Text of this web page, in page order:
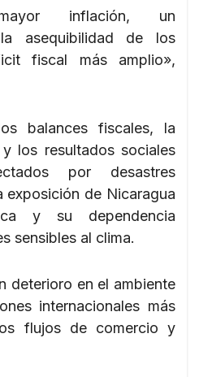
inflación, un
asequibilidad de los
fiscal más amplio»,
balances fiscales, la
los resultados sociales
por desastres
exposición de Nicaragua
y su dependencia
sensibles al clima.
deterioro en el ambiente
internacionales más
flujos de comercio y